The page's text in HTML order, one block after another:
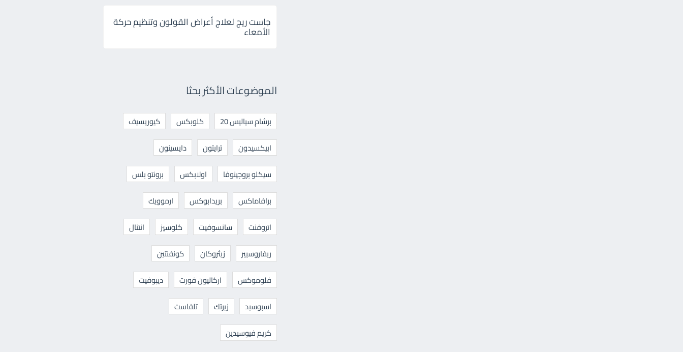
جاست ريج لعلاج أعراض القولون وتنظيم حركة
الأمعاء
الموضوعات الأكثر بحثا
برشام سياليس 20 كلوبكس
كيوريسيف
ابيكسيدون
ترايتون
دايسينون
سيكلو بروجينوفا
اولابكس
برونتو بلس
برافاماكس
بريدابوكس
ارموويك
اتروفنت
سانسوفيت كلوسيز
انتنال
ريفاروسبير
زيثروكان
كونفنتين
فلوموكس
اركاليون فورت
ديبوفيت
اسبوسيد
زيرتك
تلفاست
كريم فيوسيدين